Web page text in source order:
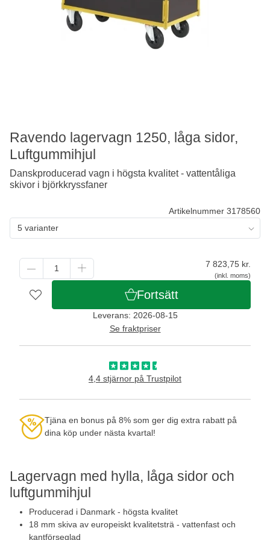
Lagervagn med hylla, låga sidor och
luftgummihjul
Producerad i Danmark - högsta kvalitet
18 mm skiva av europeiskt kvalitetsträ - vattenfast och
kantförseglad
Artikelnummer 3178560
5 varianter
7 823,75 kr.
(inkl. moms)
Fortsätt
Leverans: 2026-08-15
Se fraktpriser
4,4 stjärnor på Trustpilot
Tjäna en bonus på 8% som ger dig extra rabatt på
dina köp under nästa kvartal!
Ravendo lagervagn 1250, låga sidor,
Luftgummihjul
Danskproducerad vagn i högsta kvalitet - vattentåliga
skivor i björkkryssfaner